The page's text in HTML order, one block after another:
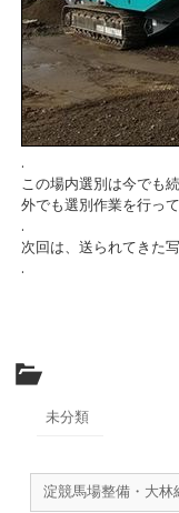
この場内選別は今でも
外でも選別作業を行っ
次回は、送られてきた
未分類
淀競馬場整備・大林